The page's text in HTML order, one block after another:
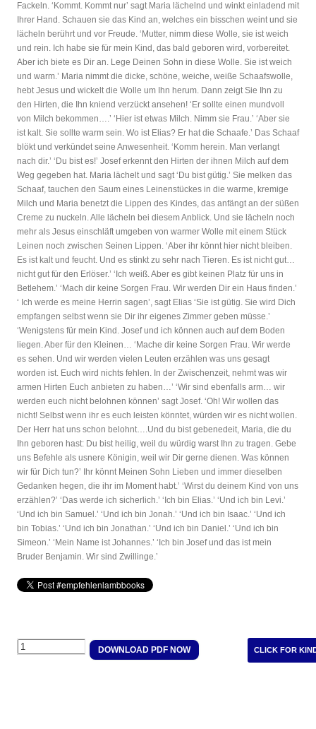
Fackeln. ‘Kommt. Kommt nur’ sagt Maria lächelnd und winkt einladend mit
Ihrer Hand. Schauen sie das Kind an, welches ein bisschen weint und sie
lächeln berührt und vor Freude. ‘Mutter, nimm diese Wolle, sie ist weich
und rein. Ich habe sie für mein Kind, das bald geboren wird, vorbereitet.
Aber ich biete es Dir an. Lege Deinen Sohn in diese Wolle. Sie ist weich
und warm.’ Maria nimmt die dicke, schöne, weiche, weiße Schaafswolle,
hebt Jesus und wickelt die Wolle um Ihn herum. Dann zeigt Sie Ihn zu
den Hirten, die Ihn kniend verzückt ansehen! ‘Er sollte einen mundvoll
von Milch bekommen….’ ‘Hier ist etwas Milch. Nimm sie Frau.’ ‘Aber sie
ist kalt. Sie sollte warm sein. Wo ist Elias? Er hat die Schaafe.’ Das Schaaf
blökt und verkündet seine Anwesenheit. ‘Komm herein. Man verlangt
nach dir.’ ‘Du bist es!’ Josef erkennt den Hirten der ihnen Milch auf dem
Weg gegeben hat. Maria lächelt und sagt ‘Du bist gütig.’ Sie melken das
Schaaf, tauchen den Saum eines Leinenstückes in die warme, kremige
Milch und Maria benetzt die Lippen des Kindes, das anfängt an der süßen
Creme zu nuckeln. Alle lächeln bei diesem Anblick. Und sie lächeln noch
mehr als Jesus einschläft umgeben von warmer Wolle mit einem Stück
Leinen noch zwischen Seinen Lippen. ‘Aber ihr könnt hier nicht bleiben.
Es ist kalt und feucht. Und es stinkt zu sehr nach Tieren. Es ist nicht gut…
nicht gut für den Erlöser.’ ‘Ich weiß. Aber es gibt keinen Platz für uns in
Betlehem.’ ‘Mach dir keine Sorgen Frau. Wir werden Dir ein Haus finden.’
‘ Ich werde es meine Herrin sagen’, sagt Elias ‘Sie ist gütig. Sie wird Dich
empfangen selbst wenn sie Dir ihr eigenes Zimmer geben müsse.’
‘Wenigstens für mein Kind. Josef und ich können auch auf dem Boden
liegen. Aber für den Kleinen… ‘Mache dir keine Sorgen Frau. Wir werde
es sehen. Und wir werden vielen Leuten erzählen was uns gesagt
worden ist. Euch wird nichts fehlen. In der Zwischenzeit, nehmt was wir
armen Hirten Euch anbieten zu haben…’ ‘Wir sind ebenfalls arm… wir
werden euch nicht belohnen können’ sagt Josef. ‘Oh! Wir wollen das
nicht! Selbst wenn ihr es euch leisten könntet, würden wir es nicht wollen.
Der Herr hat uns schon belohnt….Und du bist gebenedeit, Maria, die du
Ihn geboren hast: Du bist heilig, weil du würdig warst Ihn zu tragen. Gebe
uns Befehle als usnere Königin, weil wir Dir gerne dienen. Was können
wir für Dich tun?’ Ihr könnt Meinen Sohn Lieben und immer dieselben
Gedanken hegen, die ihr im Moment habt.’ ‘Wirst du deinem Kind von uns
erzählen?’ ‘Das werde ich sicherlich.’ ‘Ich bin Elias.’ ‘Und ich bin Levi.’
‘Und ich bin Samuel.’ ‘Und ich bin Jonah.’ ‘Und ich bin Isaac.’ ‘Und ich
bin Tobias.’ ‘Und ich bin Jonathan.’ ‘Und ich bin Daniel.’ ‘Und ich bin
Simeon.’ ‘Mein Name ist Johannes.’ ‘Ich bin Josef und das ist mein
Bruder Benjamin. Wir sind Zwillinge.’
Quantity DOWNLOAD PDF NOW CLICK FOR